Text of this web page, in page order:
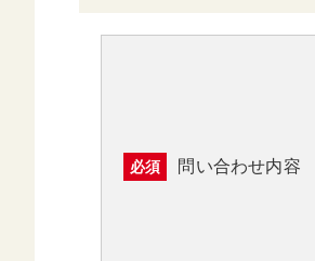
必須 問い合わせ内容